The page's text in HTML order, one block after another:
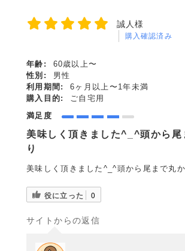
誠人様
購入確認済み
年齢:
60歳以上〜
性別:
男性
利用期間:
6ヶ月以上〜1年未満
購入目的:
ご自宅用
満足度
美味しく頂きました^_^頭から尾
り
美味しく頂きました^_^頭から尾まで丸か
役に立った 0
サイトからの返信